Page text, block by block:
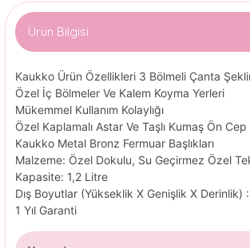
Ürün Bilgisi
Kaukko Ürün Özellikleri 3 Bölmeli Çanta
Özel İç Bölmeler Ve Kalem Koyma Yerleri
Mükemmel Kullanım Kolaylığı
Özel Kaplamalı Astar Ve Taşlı Kumaş Ön Cep
Kaukko Metal Bronz Fermuar Başlıkları
Malzeme: Özel Dokulu, Su Geçirmez Özel
Kapasite: 1,2 Litre
Dış Boyutlar (Yükseklik X Genişlik X Derinlik)
1 Yıl Garanti